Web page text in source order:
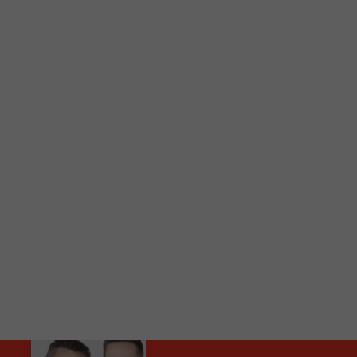
Audio